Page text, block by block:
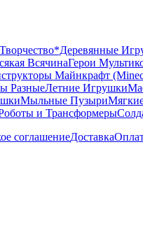
*Деревянные
ВсячинаГерои
Майнкрафт
РазныеЛетние Игрушки
Мыльные Пузыри
и Трансформеры
соглашениеДоставка